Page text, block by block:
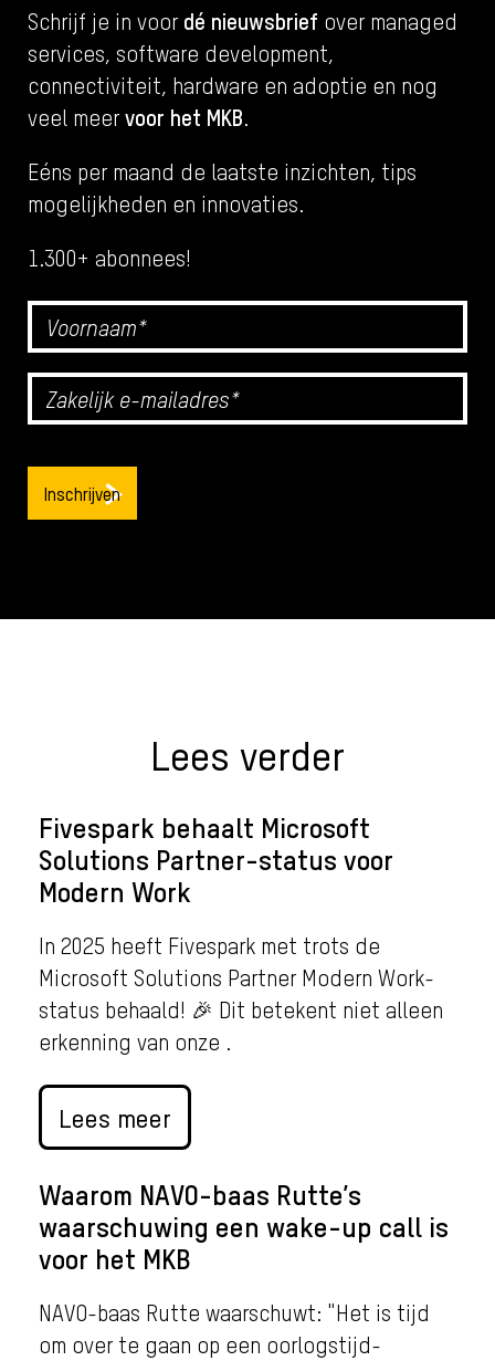
Schrijf je in voor dé nieuwsbrief over managed
services, software development,
connectiviteit, hardware en adoptie en nog
veel meer voor het MKB.
Eéns per maand de laatste inzichten, tips
mogelijkheden en innovaties.
1.300+ abonnees!
Lees verder
Fivespark behaalt Microsoft
Solutions Partner-status voor
Modern Work
In 2025 heeft Fivespark met trots de
Microsoft Solutions Partner Modern Work-
status behaald! 🎉 Dit betekent niet alleen
erkenning van onze .
Lees meer
Waarom NAVO-baas Rutte’s
waarschuwing een wake-up call is
voor het MKB
NAVO-baas Rutte waarschuwt: "Het is tijd
om over te gaan op een oorlogstijd-